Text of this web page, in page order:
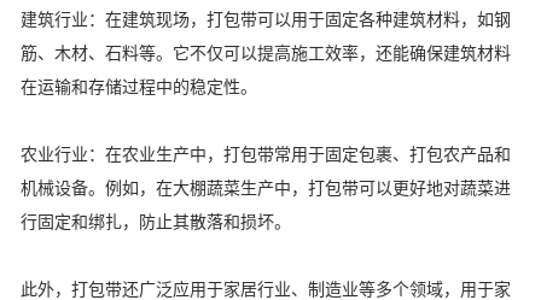
建筑行业：在建筑现场，打包带可以用于固定各种建筑材料，如钢
筋、木材、石料等。它不仅可以提高施工效率，还能确保建筑材料
在运输和存储过程中的稳定性。
农业行业：在农业生产中，打包带常用于固定包裹、打包农产品和
机械设备。例如，在大棚蔬菜生产中，打包带可以更好地对蔬菜进
行固定和绑扎，防止其散落和损坏。
此外，打包带还广泛应用于家居行业、制造业等多个领域，用于家